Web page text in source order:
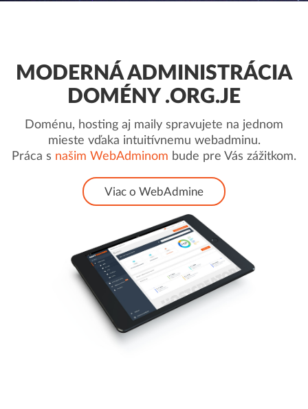
MODERNÁ ADMINISTRÁCIA
DOMÉNY .ORG.JE
Doménu, hosting aj maily spravujete na jednom
mieste vďaka intuitívnemu webadminu.
Práca s našim WebAdminom bude pre Vás zážitkom.
Viac o WebAdmine